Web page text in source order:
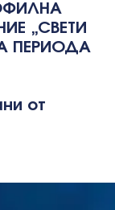
„СВЕТИ
ПЕРИОДА
от